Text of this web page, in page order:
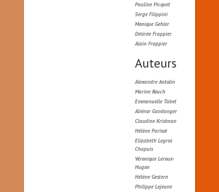
Pauline Picquet
Serge Filippini
Monique Gehler
Désirée Frappier
Alain Frappier
Auteurs
Alexandre Antolin
Marine Rouch
Emmanuelle Tabet
Aliénor Gandanger
Claudine Krishnan
Hélène Parisot
Elizabeth Legros
Chapuis
Véronique Leroux-
Hugon
Hélène Gestern
Philippe Lejeune